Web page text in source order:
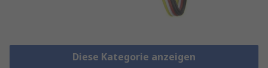
Diese Kategorie anzeigen